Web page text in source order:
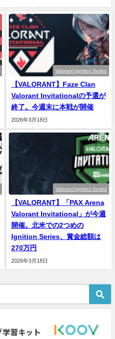
Valorant Ignition Series
【VALORANT】Faze Clan
Valorant Invitationalの予選が
終了。今週末に本戦が開催
2026年3月18日
Valorant Ignition Series
【VALORANT】「PAX Arena
Valorant Invitational」が今週
開催。北米での2つめの
Ignition Series、賞金総額は
270万円
2026年3月18日